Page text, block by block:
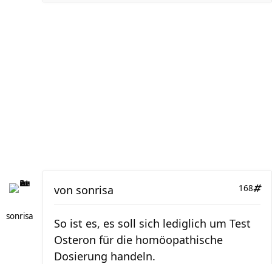
sonrisa
168
von sonrisa
So ist es, es soll sich lediglich um Test
Osteron für die homöopathische
Dosierung handeln.